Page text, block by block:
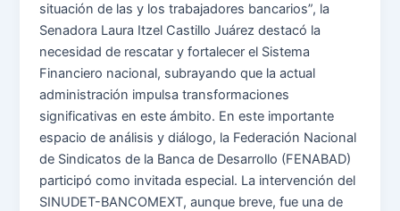
situación de las y los trabajadores bancarios”, la
Senadora Laura Itzel Castillo Juárez destacó la
necesidad de rescatar y fortalecer el Sistema
Financiero nacional, subrayando que la actual
administración impulsa transformaciones
significativas en este ámbito. En este importante
espacio de análisis y diálogo, la Federación Nacional
de Sindicatos de la Banca de Desarrollo (FENABAD)
participó como invitada especial. La intervención del
SINUDET-BANCOMEXT, aunque breve, fue una de